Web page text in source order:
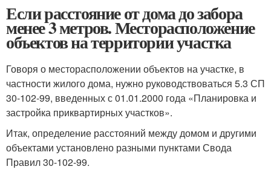
Если расстояние от дома до забора
менее 3 метров. Месторасположение
объектов на территории участка
Говоря о месторасположении объектов на участке, в
частности жилого дома, нужно руководствоваться 5.3 СП
30-102-99, введенных с 01.01.2000 года «Планировка и
застройка приквартирных участков».
Итак, определение расстояний между домом и другими
объектами установлено разными пунктами Свода
Правил 30-102-99.